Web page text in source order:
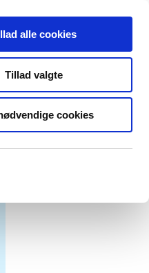
alle cookies
Tillad valgte
cookies